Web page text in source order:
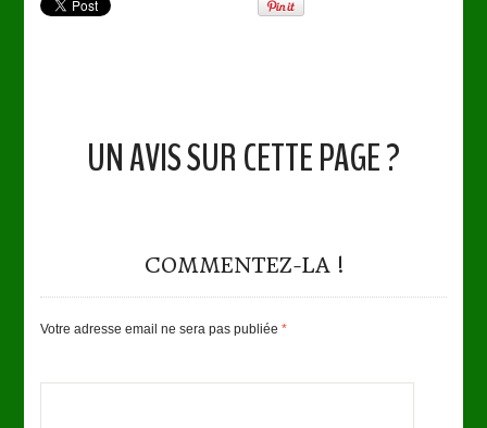
UN AVIS SUR CETTE PAGE ?
COMMENTEZ-LA !
Votre adresse email ne sera pas publiée*